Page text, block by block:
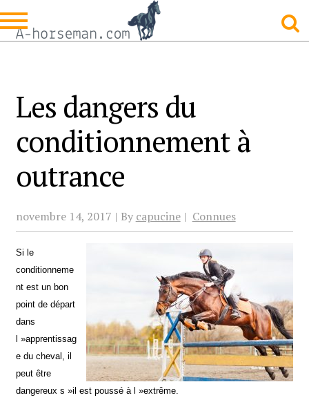
to
navigation
to
content
Les dangers du
conditionnement à
outrance
novembre 14, 2017 By capucine Connues
Si le
conditionneme
nt est un bon
point de départ
dans
l »apprentissag
e du cheval, il
peut être
dangereux s »il est poussé à l »extrême.